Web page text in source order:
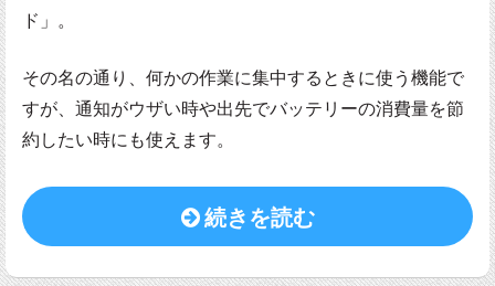
ド」。
その名の通り、何かの作業に集中するときに使う機能で
すが、通知がウザい時や出先でバッテリーの消費量を節
約したい時にも使えます。
続きを読む